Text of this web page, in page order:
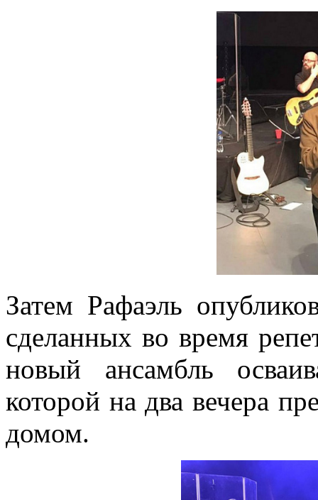
Затем Рафаэль
сделанных во время
новый ансамбль
которой на два вечера
домом.